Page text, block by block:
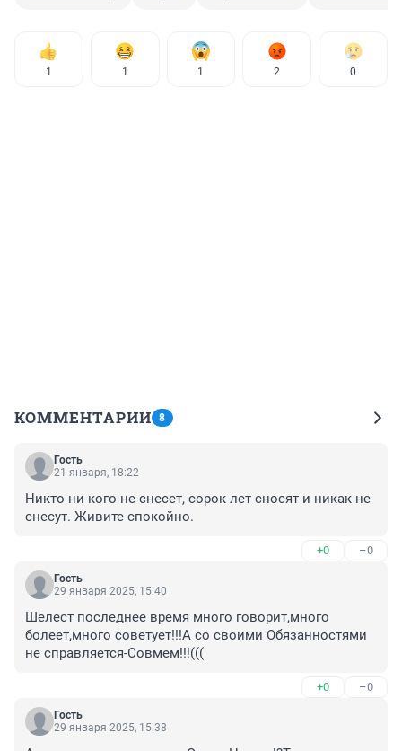
1 1 1 2 0
КОММЕНТАРИИ 8
Гость
21 января, 18:22
Никто ни кого не снесет, сорок лет сносят и никак не
снесут. Живите спокойно.
+0 –0
Гость
29 января 2025, 15:40
Шелест последнее время много говорит,много
болеет,много советует!!!А со своими Обязанностями
не справляется-Совмем!!!(((
+0 –0
Гость
29 января 2025, 15:38